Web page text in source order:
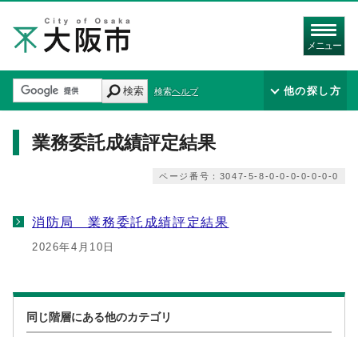
メニュー
検索 検索ヘルプ 他の探し方
業務委託成績評定結果
ページ番号：3047-5-8-0-0-0-0-0-0-0
消防局 業務委託成績評定結果
2026年4月10日
同じ階層にある他のカテゴリ